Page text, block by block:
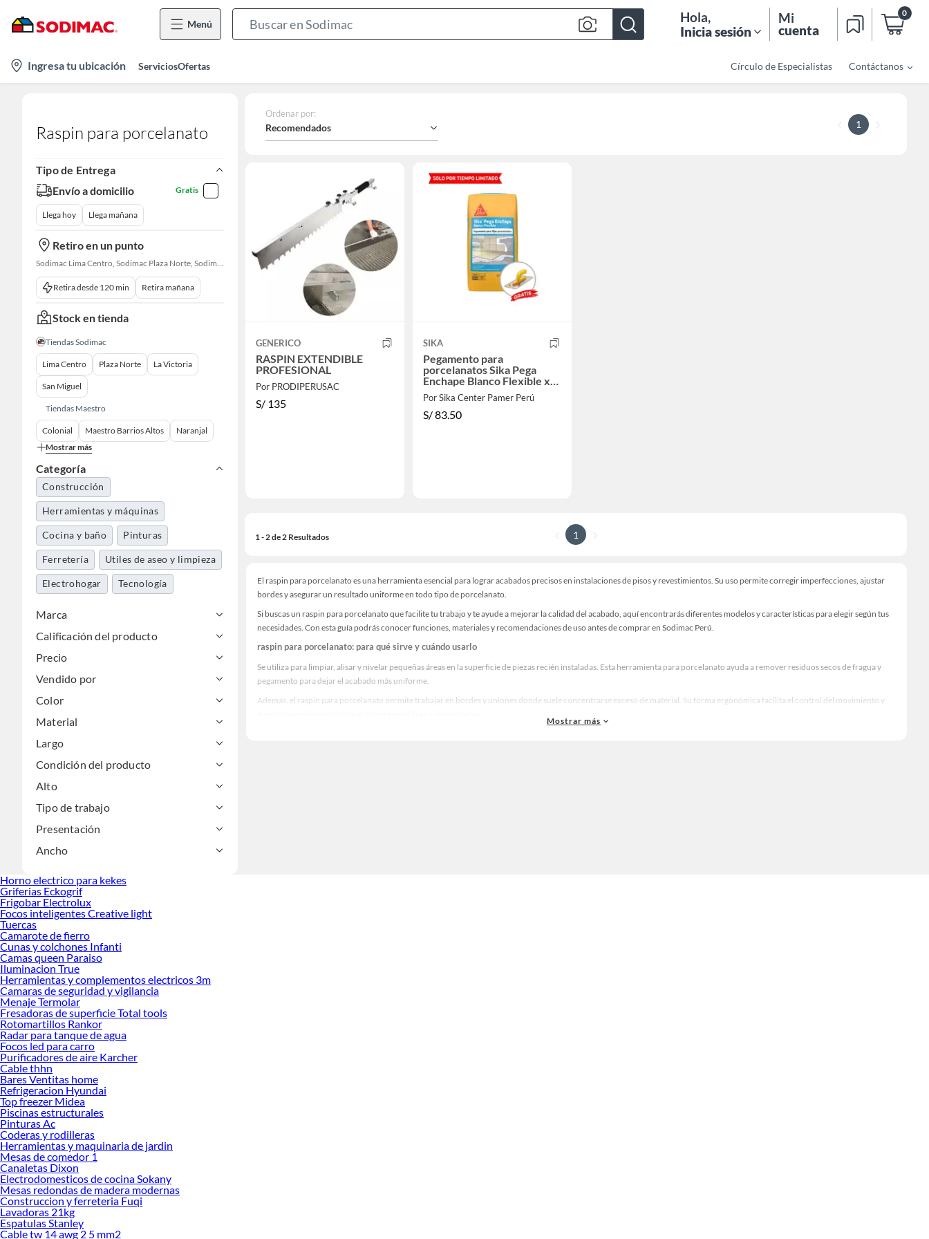
Menú
Bar
Hola,
Inicia sesión
Mi
cuenta
0
location-
icon
Ingresa tu ubicación ServiciosOfertas Círculo de Especialistas Contáctanos
Raspin para porcelanato
Tipo de Entrega
Envío a domicilio
Gratis
Llega hoy Llega mañana
Retiro en un punto
Sodimac Lima Centro, Sodimac Plaza Norte, Sodimac La Victoria, Sodimac San Miguel, Sodimac S. J. Lurigancho, Sodimac Chacarilla, Sodimac Av. La Molina, Sodimac Colonial, Maestro Barrios Altos, Sodimac Naranjal
Retira desde 120 min Retira mañana
Stock en tienda
Tiendas Sodimac
Lima Centro Plaza Norte La Victoria
San Miguel
Tiendas Maestro
Colonial Maestro Barrios Altos
Naranjal
Mostrar más
Categoría
Construcción
Herramientas y máquinas
Cocina y baño Pinturas
Ferretería Utiles de aseo y limpieza
Electrohogar Tecnología
Marca
Calificación del producto
Precio
Vendido por
Color
Material
Largo
Condición del producto
Alto
Tipo de trabajo
Presentación
Ancho
Ordenar por:
Recomendados 1
GENERICO
RASPIN EXTENDIBLE
PROFESIONAL
Por PRODIPERUSAC
S/ 135
SIKA
Pegamento para
porcelanatos Sika Pega
Enchape Blanco Flexible x
25Kg
Por Sika Center Pamer Perú
S/83.50
1 - 2 de 2 Resultados 1
El raspin para porcelanato es una herramienta esencial para lograr acabados precisos en instalaciones de pisos y revestimientos. Su uso permite corregir imperfecciones, ajustar
bordes y asegurar un resultado uniforme en todo tipo de porcelanato.
Si buscas un raspin para porcelanato que facilite tu trabajo y te ayude a mejorar la calidad del acabado, aquí encontrarás diferentes modelos y características para elegir según tus
necesidades. Con esta guía podrás conocer funciones, materiales y recomendaciones de uso antes de comprar en Sodimac Perú.
raspin para porcelanato: para qué sirve y cuándo usarlo
Se utiliza para limpiar, alisar y nivelar pequeñas áreas en la superficie de piezas recién instaladas. Esta herramienta para porcelanato ayuda a remover residuos secos de fragua y
pegamento para dejar el acabado más uniforme.
Además, el raspin para porcelanato permite trabajar en bordes y uniones donde suele concentrarse exceso de material. Su forma ergonómica facilita el control del movimiento y
Mostrar más
Horno electrico para kekes
Griferias Eckogrif
Frigobar Electrolux
Focos inteligentes Creative light
Tuercas
Camarote de fierro
Cunas y colchones Infanti
Camas queen Paraiso
Iluminacion True
Herramientas y complementos electricos 3m
Camaras de seguridad y vigilancia
Menaje Termolar
Fresadoras de superficie Total tools
Rotomartillos Rankor
Radar para tanque de agua
Focos led para carro
Purificadores de aire Karcher
Cable thhn
Bares Ventitas home
Refrigeracion Hyundai
Top freezer Midea
Piscinas estructurales
Pinturas Ac
Coderas y rodilleras
Herramientas y maquinaria de jardin
Mesas de comedor 1
Canaletas Dixon
Electrodomesticos de cocina Sokany
Mesas redondas de madera modernas
Construccion y ferreteria Fuqi
Lavadoras 21kg
Espatulas Stanley
Cable tw 14 awg 2 5 mm2